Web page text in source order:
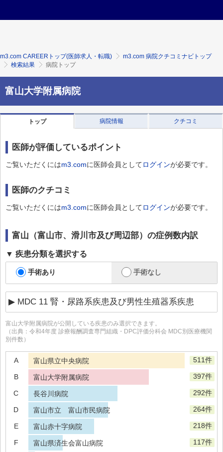
m3.com CAREERトップ(医師求人・転職)
m3.com 病院クチコミナビトップ
検索結果
病院トップ
富山大学附属病院
トップ 病院情報 クチコミ
医師が評価しているポイント
ご覧いただくにはm3.comに医師会員としてログインが必要です。
医師のクチコミ
ご覧いただくにはm3.comに医師会員としてログインが必要です。
富山（富山市、滑川市及び周辺部） の症例数内訳
疾患分類を選択する
手術あり 手術なし
富山大学附属病院が公開している疾患のみ選択できます。
（出典：令和4年度 診療報酬調査専門組織・DPC評価分科会 MDC別医療機関
別件数）
A 富山県立中央病院 511件
B 富山大学附属病院 397件
C 長谷川病院 292件
D 富山市立 富山市民病院 264件
E 富山赤十字病院 218件
F 富山県済生会富山病院 117件